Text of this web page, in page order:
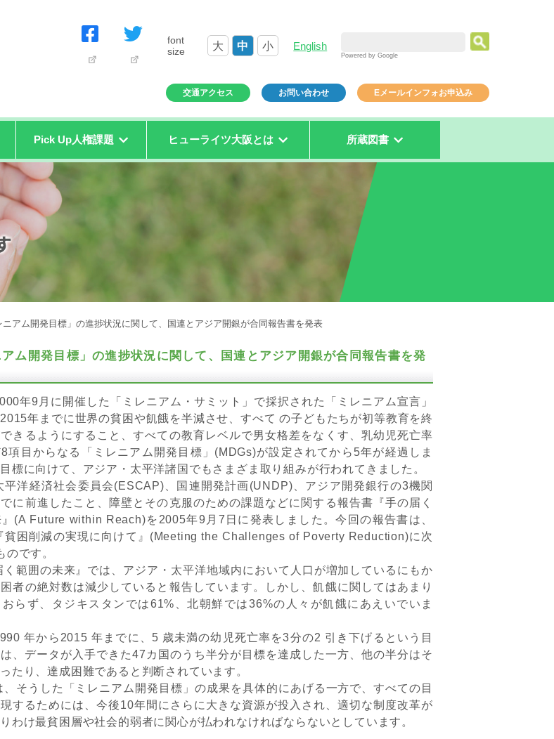
font
size
大 中 小 English
Powered by Google
交通アクセス お問い合わせ Eメールインフォお申込み
Pick Up人権課題 ヒューライツ大阪とは 所蔵図書
ニアム開発目標」の進捗状況に関して、国連とアジア開銀が合同報告書を発表
アム開発目標」の進捗状況に関して、国連とアジア開銀が合同報告書を発
年9月に開催した「ミレニアム・サミット」で採択された「ミレニアム宣言」
年までに世界の貧困や飢餓を半減させ、すべて の子どもたちが初等教育を終
きるようにすること、すべての教育レベルで男女格差をなくす、乳幼児死亡率
項目からなる「ミレニアム開発目標」(MDGs)が設定されてから5年が経過しま
標に向けて、アジア・太平洋諸国でもさまざま取り組みが行われてきました。
洋経済社会委員会(ESCAP)、国連開発計画(UNDP)、アジア開発銀行の3機関
に前進したこと、障壁とその克服のための課題などに関する報告書『手の届く
(A Future within Reach)を2005年9月7日に発表しました。今回の報告書は、
貧困削減の実現に向けて』(Meeting the Challenges of Poverty Reduction)に次
のです。
範囲の未来』では、アジア・太平洋地域内において人口が増加しているにもか
者の絶対数は減少していると報告しています。しかし、飢餓に関してはあまり
らず、タジキスタンでは61%、北朝鮮では36%の人々が飢餓にあえいでいま
年から2015 年までに、5 歳未満の幼児死亡率を3分の2 引き下げるという目
、データが入手できた47カ国のうち半分が目標を達成した一方、他の半分はそ
たり、達成困難であると判断されています。
そうした「ミレニアム開発目標」の成果を具体的にあげる一方で、すべての目
するためには、今後10年間にさらに大きな資源が投入され、適切な制度改革が
わけ最貧困層や社会的弱者に関心が払われなければならないとしています。